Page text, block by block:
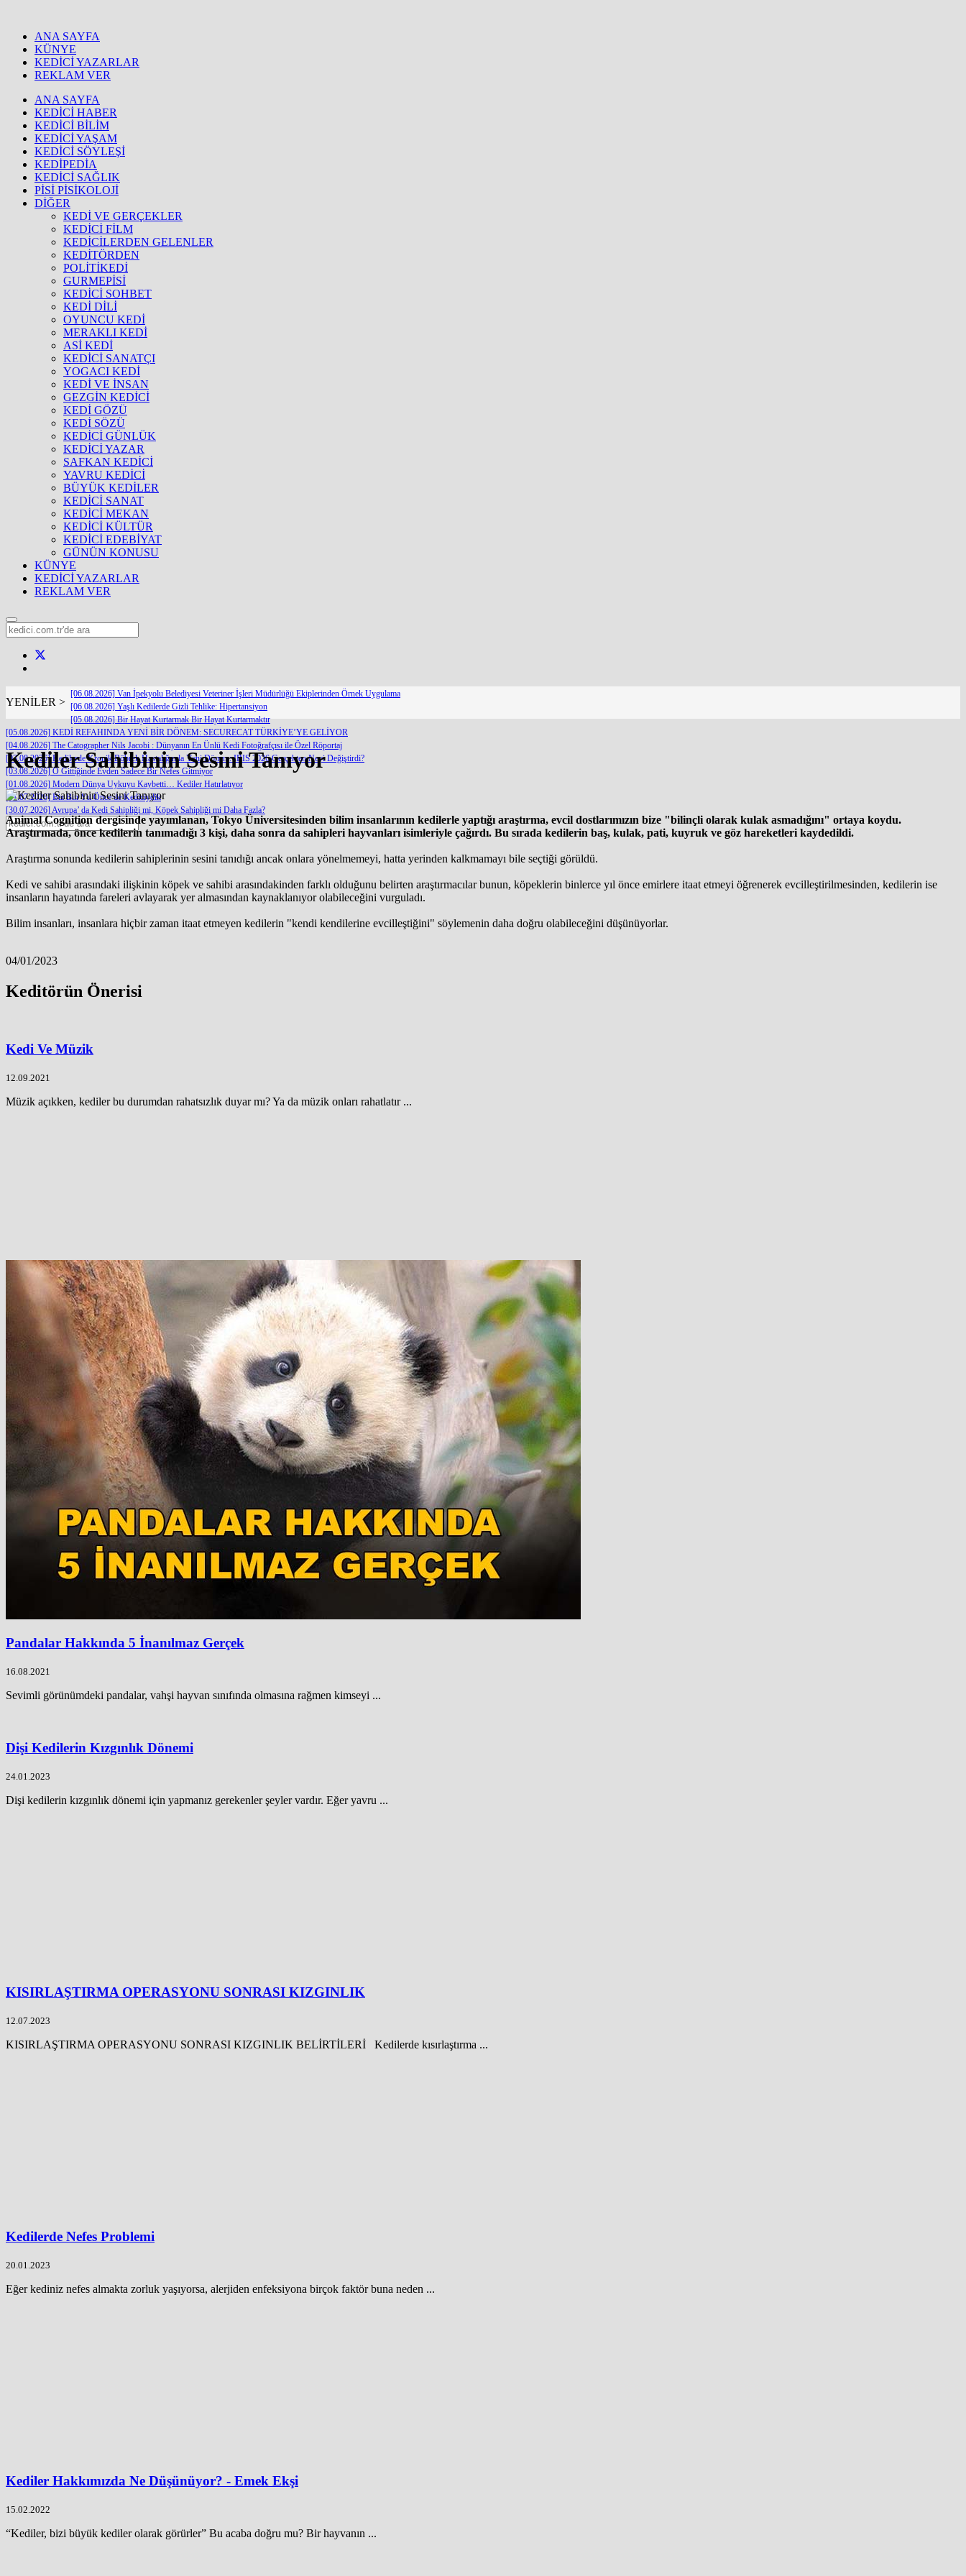
ANA SAYFA
KÜNYE
KEDİCİ YAZARLAR
REKLAM VER
ANA SAYFA
KEDİCİ HABER
KEDİCİ BİLİM
KEDİCİ YAŞAM
KEDİCİ SÖYLEŞİ
KEDİPEDİA
KEDİCİ SAĞLIK
PİSİ PİSİKOLOJİ
DİĞER
KEDİ VE GERÇEKLER
KEDİCİ FİLM
KEDİCİLERDEN GELENLER
KEDİTÖRDEN
POLİTİKEDİ
GURMEPİSİ
KEDİCİ SOHBET
KEDİ DİLİ
OYUNCU KEDİ
MERAKLI KEDİ
ASİ KEDİ
KEDİCİ SANATÇI
YOGACI KEDİ
KEDİ VE İNSAN
GEZGİN KEDİCİ
KEDİ GÖZÜ
KEDİ SÖZÜ
KEDİCİ GÜNLÜK
KEDİCİ YAZAR
SAFKAN KEDİCİ
YAVRU KEDİCİ
BÜYÜK KEDİLER
KEDİCİ SANAT
KEDİCİ MEKAN
KEDİCİ KÜLTÜR
KEDİCİ EDEBİYAT
GÜNÜN KONUSU
KÜNYE
KEDİCİ YAZARLAR
REKLAM VER
YENİLER >
[06.08.2026] Van İpekyolu Belediyesi Veteriner İşleri Müdürlüğü Ekiplerinden Örnek Uygulama
[06.08.2026] Yaşlı Kedilerde Gizli Tehlike: Hipertansiyon
[05.08.2026] Bir Hayat Kurtarmak Bir Hayat Kurtarmaktır
[05.08.2026] KEDİ REFAHINDA YENİ BİR DÖNEM: SECURECAT TÜRKİYE’YE GELİYOR
[04.08.2026] The Catographer Nils Jacobi : Dünyanın En Ünlü Kedi Fotoğrafçısı ile Özel Röportaj
[03.08.2026] Kedilerde Kronik Böbrek Hastalığında Yeni Dönem: IRIS 2026 Gerçekten Neyi Değiştirdi?
[03.08.2026] O Gittiğinde Evden Sadece Bir Nefes Gitmiyor
[01.08.2026] Modern Dünya Uykuyu Kaybetti… Kediler Hatırlatıyor
[31.07.2026] Biz Bin Yıl Önce de Kediciydik
[30.07.2026] Avrupa’ da Kedi Sahipliği mi, Köpek Sahipliği mi Daha Fazla?
Kediler Sahibinin Sesini Tanıyor
Animal Cognition dergisinde yayımlanan, Tokyo Üniversitesinden bilim insanlarının kedilerle yaptığı araştırma, evcil dostlarımızın bize "bilinçli olarak kulak asmadığını" ortaya koydu.
Araştırmada, önce kedilerin tanımadığı 3 kişi, daha sonra da sahipleri hayvanları isimleriyle çağırdı. Bu sırada kedilerin baş, kulak, pati, kuyruk ve göz hareketleri kaydedildi.
Araştırma sonunda kedilerin sahiplerinin sesini tanıdığı ancak onlara yönelmemeyi, hatta yerinden kalkmamayı bile seçtiği görüldü.
Kedi ve sahibi arasındaki ilişkinin köpek ve sahibi arasındakinden farklı olduğunu belirten araştırmacılar bunun, köpeklerin binlerce yıl önce emirlere itaat etmeyi öğrenerek evcilleştirilmesinden, kedilerin ise
insanların hayatında fareleri avlayarak yer almasından kaynaklanıyor olabileceğini vurguladı.
Bilim insanları, insanlara hiçbir zaman itaat etmeyen kedilerin "kendi kendilerine evcilleştiğini" söylemenin daha doğru olabileceğini düşünüyorlar.
04/01/2023
Keditörün Önerisi
Kedi Ve Müzik
12.09.2021
Müzik açıkken, kediler bu durumdan rahatsızlık duyar mı? Ya da müzik onları rahatlatır ...
Pandalar Hakkında 5 İnanılmaz Gerçek
16.08.2021
Sevimli görünümdeki pandalar, vahşi hayvan sınıfında olmasına rağmen kimseyi ...
Dişi Kedilerin Kızgınlık Dönemi
24.01.2023
Dişi kedilerin kızgınlık dönemi için yapmanız gerekenler şeyler vardır. Eğer yavru ...
KISIRLAŞTIRMA OPERASYONU SONRASI KIZGINLIK
12.07.2023
KISIRLAŞTIRMA OPERASYONU SONRASI KIZGINLIK BELİRTİLERİ Kedilerde kısırlaştırma ...
Kedilerde Nefes Problemi
20.01.2023
Eğer kediniz nefes almakta zorluk yaşıyorsa, alerjiden enfeksiyona birçok faktör buna neden ...
Kediler Hakkımızda Ne Düşünüyor? - Emek Ekşi
15.02.2022
“Kediler, bizi büyük kediler olarak görürler” Bu acaba doğru mu? Bir hayvanın ...